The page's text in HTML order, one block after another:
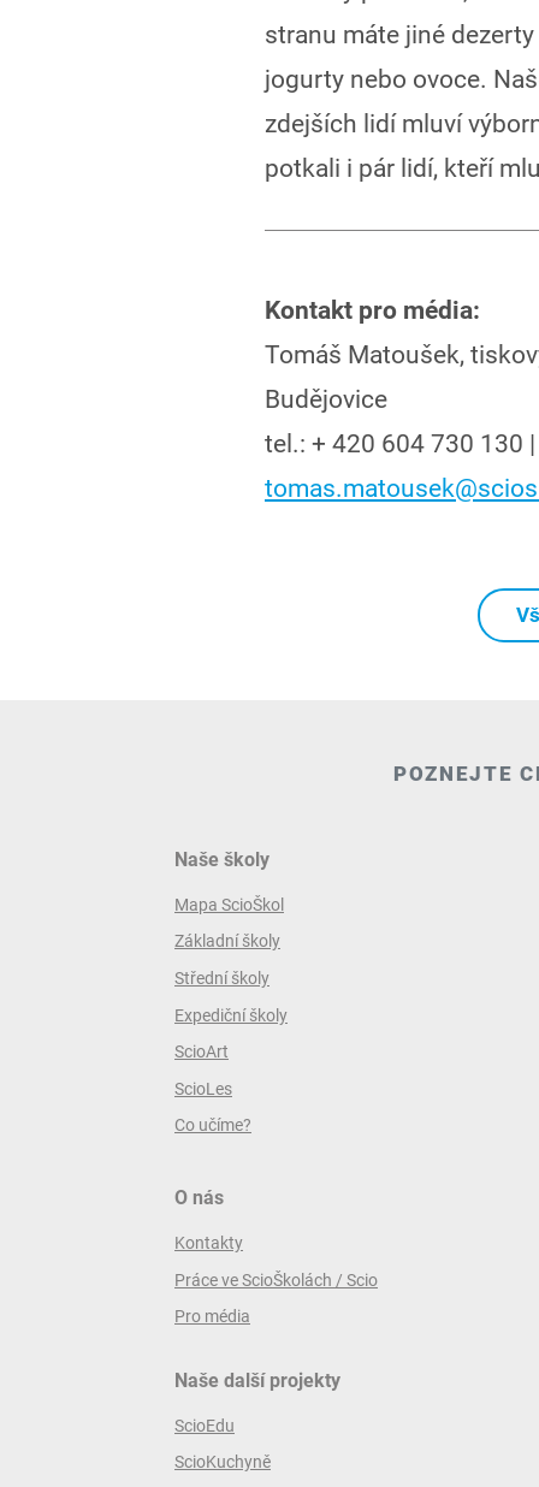
stranu máte jiné
jogurty nebo ovoce.
zdejších lidí mluví
potkali i pár lidí, kteří
Kontakt pro média:
Tomáš Matoušek,
Budějovice
tel.: + 420 604 730 130
POZNEJTE
Naše školy
Mapa ScioŠkol
Základní školy
Střední školy
Expediční školy
ScioArt
ScioLes
Co učíme?
O nás
Kontakty
Práce ve ScioŠkolách / Scio
Pro média
Naše další projekty
ScioEdu
ScioKuchyně